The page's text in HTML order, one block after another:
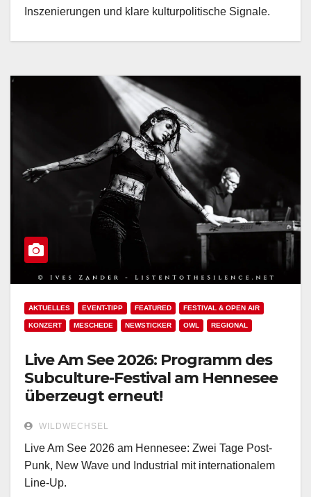
Inszenierungen und klare kulturpolitische Signale.
AKTUELLES EVENT-TIPP FEATURED FESTIVAL & OPEN AIR
KONZERT MESCHEDE NEWSTICKER OWL REGIONAL
Live Am See 2026: Programm des
Subculture-Festival am Hennesee
überzeugt erneut!
WILDWECHSEL
Live Am See 2026 am Hennesee: Zwei Tage Post-
Punk, New Wave und Industrial mit internationalem
Line-Up.